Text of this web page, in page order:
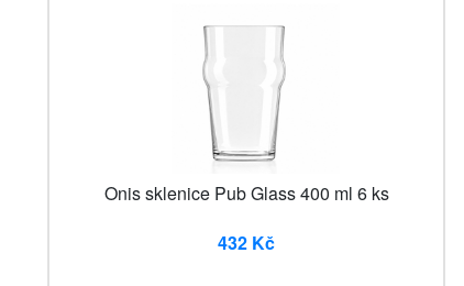
Onis sklenice Pub Glass 400 ml 6 ks
432 Kč